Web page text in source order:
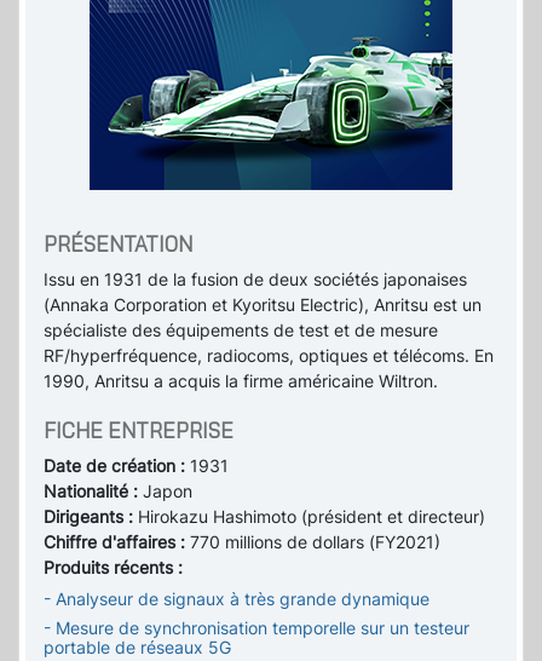
PRÉSENTATION
Issu en 1931 de la fusion de deux sociétés japonaises
(Annaka Corporation et Kyoritsu Electric), Anritsu est un
spécialiste des équipements de test et de mesure
RF/hyperfréquence, radiocoms, optiques et télécoms. En
1990, Anritsu a acquis la firme américaine Wiltron.
FICHE ENTREPRISE
Date de création : 1931
Nationalité : Japon
Dirigeants : Hirokazu Hashimoto (président et directeur)
Chiffre d'affaires : 770 millions de dollars (FY2021)
Produits récents :
- Analyseur de signaux à très grande dynamique
- Mesure de synchronisation temporelle sur un testeur
portable de réseaux 5G